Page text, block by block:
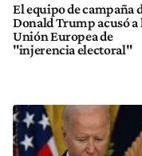
El equipo de campaña
Donald Trump acusó a
Unión Europea de
"injerencia electoral"